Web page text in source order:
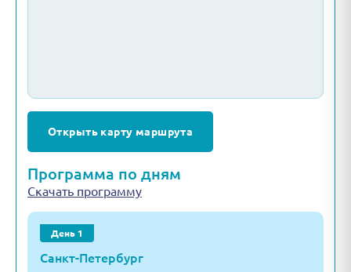
Открыть карту маршрута
Программа по дням
Скачать программу
День 1
Санкт-Петербург